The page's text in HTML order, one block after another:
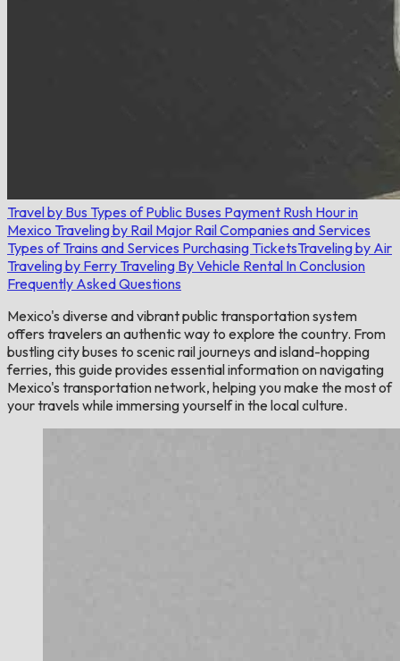
Travel by Bus Types of Public Buses Payment Rush Hour in
Mexico Traveling by Rail Major Rail Companies and Services
Types of Trains and Services Purchasing Tickets​​Traveling by Air
Traveling by Ferry Traveling By Vehicle Rental In Conclusion
Frequently Asked Questions
Mexico's diverse and vibrant public transportation system
offers travelers an authentic way to explore the country. From
bustling city buses to scenic rail journeys and island-hopping
ferries, this guide provides essential information on navigating
Mexico's transportation network, helping you make the most of
your travels while immersing yourself in the local culture.